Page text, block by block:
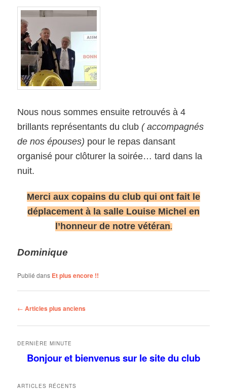
Nous nous sommes ensuite retrouvés à 4
brillants représentants du club( accompagnés
de nos épouses) pour le repas dansant
organisé pour clôturer la soirée… tard dans la
nuit.
Merci aux copains du club qui ont fait le
déplacement à la salle Louise Michel en
l’honneur de notre vétéran.
Dominique
Publié dans Et plus encore !!
Navigation
articles
← Articles plus anciens
DERNIÈRE MINUTE
Bonjour et bienvenussur le sitedu club
ARTICLES RÉCENTS